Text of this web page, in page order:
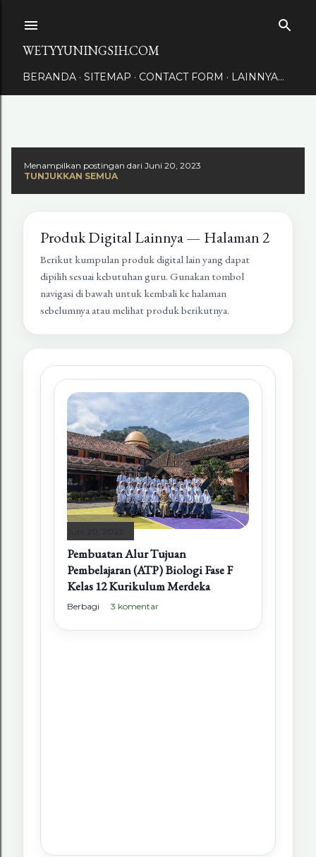
WETYYUNINGSIH.COM
BERANDA SITEMAP CONTACT FORM LAINNYA…
Menampilkan postingan dari Juni 20, 2023
TUNJUKKAN SEMUA
Produk Digital Lainnya — Halaman 2
Berikut kumpulan produk digital lain yang dapat
dipilih sesuai kebutuhan guru. Gunakan tombol
navigasi di bawah untuk kembali ke halaman
sebelumnya atau melihat produk berikutnya.
Juni 20, 2023
Pembuatan Alur Tujuan
Pembelajaran (ATP) Biologi Fase F
Kelas 12 Kurikulum Merdeka
Berbagi 3 komentar